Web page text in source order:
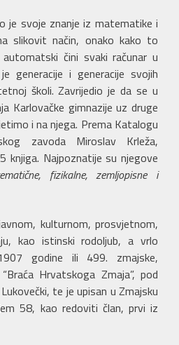
je svoje znanje iz matematike i
slikovit način, onako kako to
čini svaki računar u
generacije i generacije svojih
školi. Zavrijedio je da se u
Karlovačke gimnazije uz druge
i na njega. Prema Katalogu
zavoda Miroslav Krleža,
knjiga. Najpoznatije su njegove
fizikalne, zemljopisne i
kulturnom, prosvjetnom,
kao istinski rodoljub, a vrlo
godine ili 499. zmajske,
Hrvatskoga Zmaja”, pod
te je upisan u Zmajsku
58, kao redoviti član, prvi iz